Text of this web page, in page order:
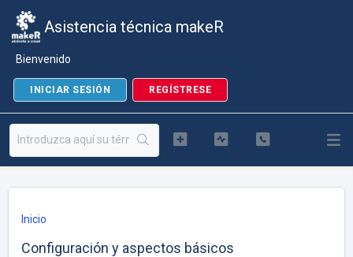
Asistencia técnica makeR
Bienvenido
INICIAR SESIÓN REGÍSTRESE
Inicio
Configuración y aspectos básicos